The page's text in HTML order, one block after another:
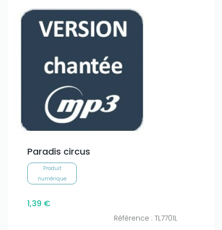
Paradis circus
Produit
numérique
1,39 €
Référence : TL7701L